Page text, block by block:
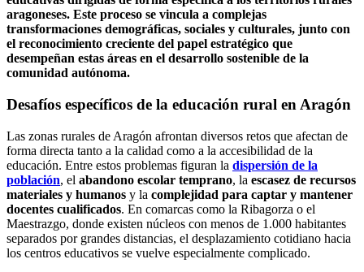
aragoneses. Este proceso se vincula a complejas
transformaciones demográficas, sociales y culturales, junto con
el reconocimiento creciente del papel estratégico que
desempeñan estas áreas en el desarrollo sostenible de la
comunidad autónoma.
Desafíos específicos de la educación rural en Aragón
Las zonas rurales de Aragón afrontan diversos retos que afectan de
forma directa tanto a la calidad como a la accesibilidad de la
educación. Entre estos problemas figuran la dispersión de la
población, el abandono escolar temprano, la escasez de recursos
materiales y humanos y la complejidad para captar y mantener
docentes cualificados. En comarcas como la Ribagorza o el
Maestrazgo, donde existen núcleos con menos de 1.000 habitantes
separados por grandes distancias, el desplazamiento cotidiano hacia
los centros educativos se vuelve especialmente complicado.